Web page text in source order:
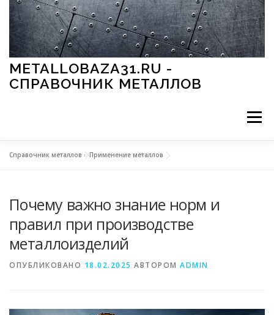
Перейти к содержимому
METALLOBAZA31.RU -
СПРАВОЧНИК МЕТАЛЛОВ
Меню
МЕТАЛЛЫ И ОКРУЖАЮЩАЯ СРЕДА
ПРИМЕНЕНИЕ МЕТАЛЛОВ
Справочник металлов »Применение металлов
Почему важно знание норм и
правил при производстве
металлоизделий
ОПУБЛИКОВАНО 18.02.2025 АВТОРОМ ADMIN